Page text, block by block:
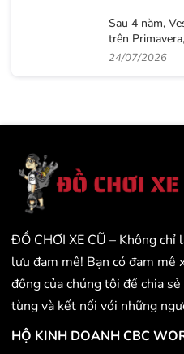
Sau 4 năm,
trên
hiệu thời trang
24/07/2026
ĐỒ CHƠI XE CŨ – Không chỉ
lưu đam mê! Bạn có đam mê
đồng của chúng tôi để chia
tùng và kết nối với những
HỘ KINH DOANH CBC